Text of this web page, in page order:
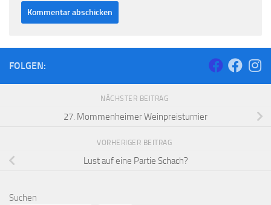
FOLGEN:
NÄCHSTER BEITRAG
27. Mommenheimer Weinpreisturnier
VORHERIGER BEITRAG
Lust auf eine Partie Schach?
Suchen